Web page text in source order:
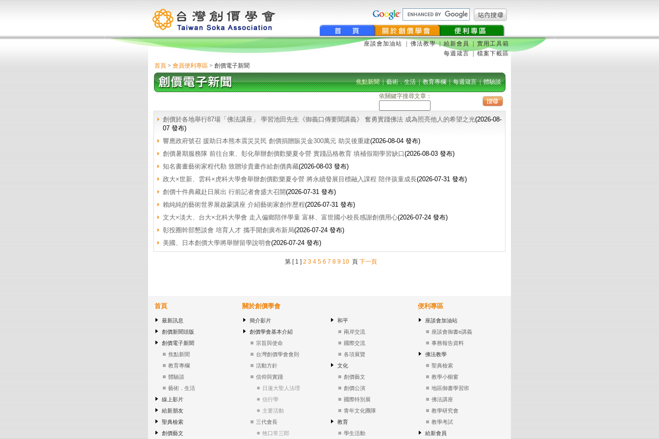
座談會加油站 佛法教學 | 給新會員 |
實用工具箱
每週箴言
檔案下載區
首頁> 會員便利專區 > 創價電子新聞
焦點新聞|藝術．生活|教育專欄|每週箴言|體驗談
依關鍵字搜尋文章：
創價於各地舉行87場「佛法講座」 學習池田先生《御義口傳要聞講義》 奮勇實踐佛法 成為照亮他人的希望之光(2026-08-
07 發布)
響應政府號召 援助日本熊本震災災民 創價捐贈賑災金300萬元 助災後重建(2026-08-04 發布)
創價暑期服務隊 前往台東、彰化舉辦創價歡樂夏令營 實踐品格教育 填補假期學習缺口(2026-08-03 發布)
知名書畫藝術家程代勒 致贈珍貴畫作給創價典藏(2026-08-03 發布)
政大×世新、雲科×虎科大學會舉辦創價歡樂夏令營 將永續發展目標融入課程 陪伴孩童成長(2026-07-31 發布)
創價十件典藏赴日展出 行前記者會盛大召開(2026-07-31 發布)
賴純純的藝術世界展啟蒙講座 介紹藝術家創作歷程(2026-07-31 發布)
文大×淡大、台大×北科大學會 走入偏鄉陪伴學童 富林、富世國小校長感謝創價用心(2026-07-24 發布)
彰投圈幹部懇談會 培育人才 攜手開創廣布新局(2026-07-24 發布)
美國、日本創價大學將舉辦留學說明會(2026-07-24 發布)
第 [ 1 ] 2 3 4 5 6 7 8 9 10 頁 下一頁
首頁
最新訊息
創價新聞頭版
創價電子新聞
焦點新聞
教育專欄
體驗談
藝術．生活
線上影片
給新朋友
聖典檢索
創價藝文
關於創價學會
簡介影片
創價學會基本介紹
宗旨與使命
台灣創價學會會則
活動方針
信仰與實踐
日蓮大聖人法理
信行學
主要活動
三代會長
牧口常三郎
和平
兩岸交流
國際交流
各項展覽
文化
創價藝文
創價公演
國際特別展
青年文化團隊
教育
學生活動
便利專區
座談會加油站
座談會御書e講義
事務報告資料
佛法教學
聖典檢索
教學小櫥窗
地區御書學習班
佛法講座
教學研究會
教學考試
給新會員